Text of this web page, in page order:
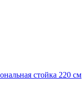
стойка 220 см